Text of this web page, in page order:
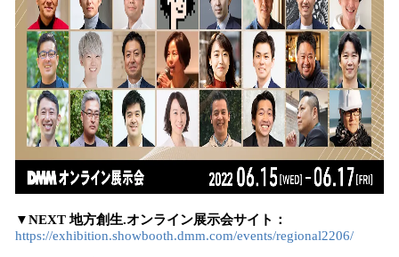
▼NEXT 地方創生.オンライン展示会サイト：
https://exhibition.showbooth.dmm.com/events/regional2206/